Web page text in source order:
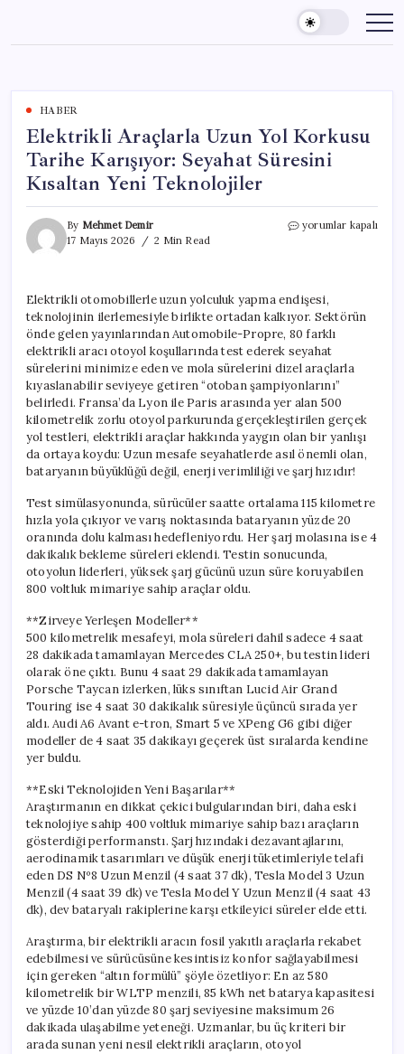
content
HABER
Elektrikli Araçlarla Uzun Yol Korkusu
Tarihe Karışıyor: Seyahat Süresini
Kısaltan Yeni Teknolojiler
By Mehmet Demir
17 Mayıs 2026
2 Min Read
Elektrikli
Tarihe
Karışıyor:
Seyahat
Süresini
Kısaltan
Yeni
Teknolojiler
için
yorumlar kapalı
Elektrikli otomobillerle uzun yolculuk yapma endişesi,
teknolojinin ilerlemesiyle birlikte ortadan kalkıyor. Sektörün
önde gelen yayınlarından Automobile-Propre, 80 farklı
elektrikli aracı otoyol koşullarında test ederek seyahat
sürelerini minimize eden ve mola sürelerini dizel araçlarla
kıyaslanabilir seviyeye getiren “otoban şampiyonlarını”
belirledi. Fransa’da Lyon ile Paris arasında yer alan 500
kilometrelik zorlu otoyol parkurunda gerçekleştirilen gerçek
yol testleri, elektrikli araçlar hakkında yaygın olan bir yanlışı
da ortaya koydu: Uzun mesafe seyahatlerde asıl önemli olan,
bataryanın büyüklüğü değil, enerji verimliliği ve şarj hızıdır!
Test simülasyonunda, sürücüler saatte ortalama 115 kilometre
hızla yola çıkıyor ve varış noktasında bataryanın yüzde 20
oranında dolu kalması hedefleniyordu. Her şarj molasına ise 4
dakikalık bekleme süreleri eklendi. Testin sonucunda,
otoyolun liderleri, yüksek şarj gücünü uzun süre koruyabilen
800 voltluk mimariye sahip araçlar oldu.
**Zirveye Yerleşen Modeller**
500 kilometrelik mesafeyi, mola süreleri dahil sadece 4 saat
28 dakikada tamamlayan Mercedes CLA 250+, bu testin lideri
olarak öne çıktı. Bunu 4 saat 29 dakikada tamamlayan
Porsche Taycan izlerken, lüks sınıftan Lucid Air Grand
Touring ise 4 saat 30 dakikalık süresiyle üçüncü sırada yer
aldı. Audi A6 Avant e-tron, Smart 5 ve XPeng G6 gibi diğer
modeller de 4 saat 35 dakikayı geçerek üst sıralarda kendine
yer buldu.
**Eski Teknolojiden Yeni Başarılar**
Araştırmanın en dikkat çekici bulgularından biri, daha eski
teknolojiye sahip 400 voltluk mimariye sahip bazı araçların
gösterdiği performanstı. Şarj hızındaki dezavantajlarını,
aerodinamik tasarımları ve düşük enerji tüketimleriyle telafi
eden DS Nº8 Uzun Menzil (4 saat 37 dk), Tesla Model 3 Uzun
Menzil (4 saat 39 dk) ve Tesla Model Y Uzun Menzil (4 saat 43
dk), dev bataryalı rakiplerine karşı etkileyici süreler elde etti.
Araştırma, bir elektrikli aracın fosil yakıtlı araçlarla rekabet
edebilmesi ve sürücüsüne kesintisiz konfor sağlayabilmesi
için gereken “altın formülü” şöyle özetliyor: En az 580
kilometrelik bir WLTP menzili, 85 kWh net batarya kapasitesi
ve yüzde 10’dan yüzde 80 şarj seviyesine maksimum 26
dakikada ulaşabilme yeteneği. Uzmanlar, bu üç kriteri bir
arada sunan yeni nesil elektrikli araçların, otoyol